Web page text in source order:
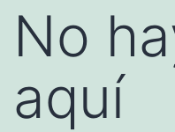
No
aquí